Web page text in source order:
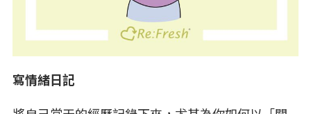
寫情緒日記